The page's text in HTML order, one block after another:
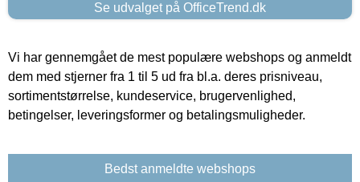
Se udvalget på OfficeTrend.dk
Vi har gennemgået de mest populære webshops og anmeldt
dem med stjerner fra 1 til 5 ud fra bl.a. deres prisniveau,
sortimentstørrelse, kundeservice, brugervenlighed,
betingelser, leveringsformer og betalingsmuligheder.
Bedst anmeldte webshops